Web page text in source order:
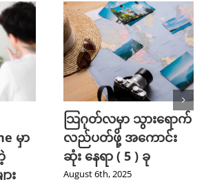
မှာ
း
သြဂုတ်လမှာ သွားရောက်
လည်ပတ်ဖို့ အကောင်း
ဆုံး နေရာ ( 5 ) ခု
August 6th, 2025